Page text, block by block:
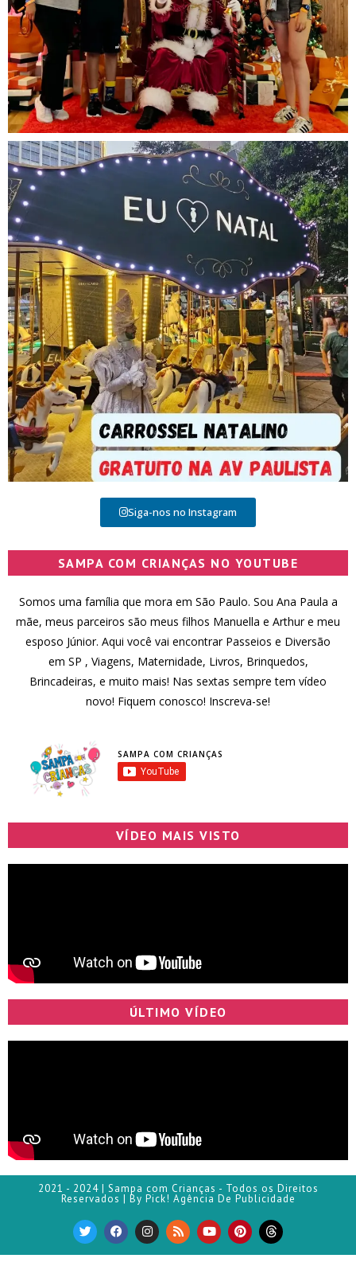
Siga-nos no Instagram
SAMPA COM CRIANÇAS NO YOUTUBE
Somos uma família que mora em São Paulo. Sou Ana Paula a
mãe, meus parceiros são meus filhos Manuella e Arthur e meu
esposo Júnior. Aqui você vai encontrar Passeios e Diversão
em SP , Viagens, Maternidade, Livros, Brinquedos,
Brincadeiras, e muito mais! Nas sextas sempre tem vídeo
novo! Fiquem conosco! Inscreva-se!
SAMPA COM CRIANÇAS
VÍDEO MAIS VISTO
ÚLTIMO VÍDEO
2021 - 2024 | Sampa com Crianças - Todos os Direitos
Reservados | By Pick! Agência De Publicidade